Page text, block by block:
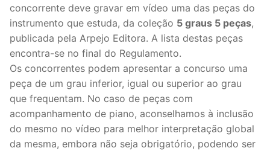
concorrente deve gravar em vídeo uma das peças do
instrumento que estuda, da coleção 5 graus 5 peças,
publicada pela Arpejo Editora. A lista destas peças
encontra-se no final do Regulamento.
Os concorrentes podem apresentar a concurso uma
peça de um grau inferior, igual ou superior ao grau
que frequentam. No caso de peças com
acompanhamento de piano, aconselhamos à inclusão
do mesmo no vídeo para melhor interpretação global
da mesma, embora não seja obrigatório, podendo ser